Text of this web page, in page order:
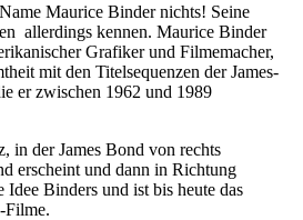
Maurice Binder nichts! Seine
allerdings kennen. Maurice Binder
Grafiker und Filmemacher,
mit den Titelsequenzen der James-
er zwischen 1962 und 1989
in der James Bond von rechts
erscheint und dann in Richtung
Binders und ist bis heute das
Filme.